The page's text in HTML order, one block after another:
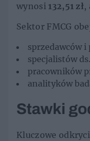
wynosi 132,51 zł,
Sektor FMCG
sprzedawców
specjalistów
pracowników
analityków
Stawki
Kluczowe